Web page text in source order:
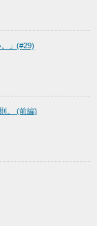
」(#29)
。 (前編)